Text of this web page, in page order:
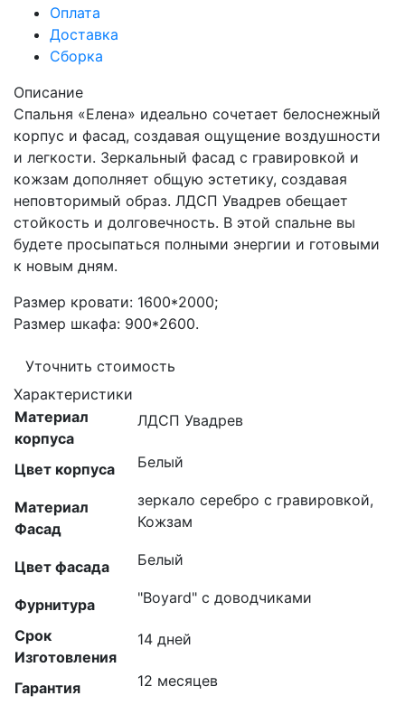
Оплата
Доставка
Сборка
Описание
Спальня «Елена» идеально сочетает белоснежный
корпус и фасад, создавая ощущение воздушности
и легкости. Зеркальный фасад с гравировкой и
кожзам дополняет общую эстетику, создавая
неповторимый образ. ЛДСП Увадрев обещает
стойкость и долговечность. В этой спальне вы
будете просыпаться полными энергии и готовыми
к новым дням.
Размер кровати: 1600*2000;
Размер шкафа: 900*2600.
Уточнить стоимость
Характеристики
Материал
корпуса
ЛДСП Увадрев
Цвет корпуса Белый
Материал
Фасад
зеркало серебро с гравировкой,
Кожзам
Цвет фасада Белый
Фурнитура "Boyard" с доводчиками
Срок
Изготовления
14 дней
Гарантия 12 месяцев